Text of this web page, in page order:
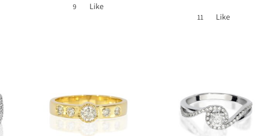
Like
11
Like
9